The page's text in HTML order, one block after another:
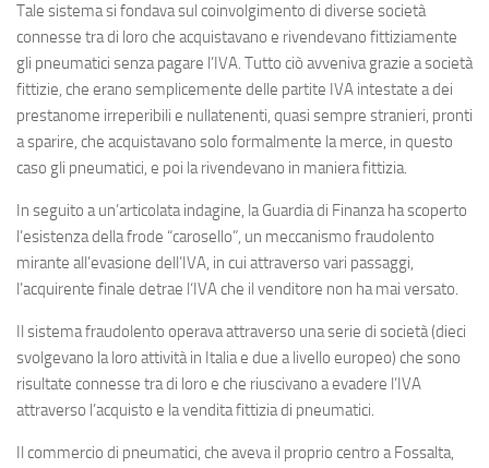
Tale sistema si fondava sul coinvolgimento di diverse società
connesse tra di loro che acquistavano e rivendevano fittiziamente
gli pneumatici senza pagare l’IVA. Tutto ciò avveniva grazie a società
fittizie, che erano semplicemente delle partite IVA intestate a dei
prestanome irreperibili e nullatenenti, quasi sempre stranieri, pronti
a sparire, che acquistavano solo formalmente la merce, in questo
caso gli pneumatici, e poi la rivendevano in maniera fittizia.
In seguito a un’articolata indagine, la Guardia di Finanza ha scoperto
l’esistenza della frode “carosello”, un meccanismo fraudolento
mirante all’evasione dell’IVA, in cui attraverso vari passaggi,
l’acquirente finale detrae l‘IVA che il venditore non ha mai versato.
Il sistema fraudolento operava attraverso una serie di società (dieci
svolgevano la loro attività in Italia e due a livello europeo) che sono
risultate connesse tra di loro e che riuscivano a evadere l’IVA
attraverso l’acquisto e la vendita fittizia di pneumatici.
Il commercio di pneumatici, che aveva il proprio centro a Fossalta,